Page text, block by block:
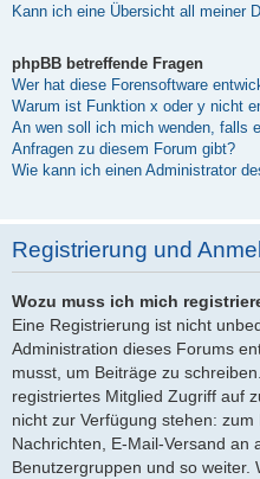
Kann ich eine Übersicht all meiner
phpBB betreffende Fragen
Wer hat diese Forensoftware
Warum ist Funktion x oder y nicht
An wen soll ich mich wenden, falls
Anfragen zu diesem Forum gibt?
Wie kann ich einen Administrator
Registrierung und
Wozu muss ich mich
Eine Registrierung ist nicht
Administration dieses Forums
musst, um Beiträge zu
registriertes Mitglied Zugriff auf
nicht zur Verfügung stehen:
Nachrichten, E-Mail-Versand an
Benutzergruppen und so weiter.